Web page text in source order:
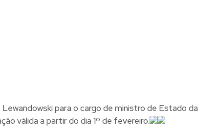
para o cargo de ministro de Estado da
válida a partir do dia 1º de fevereiro.